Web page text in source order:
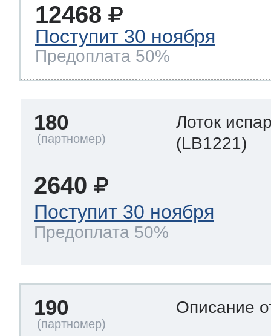
12468
Поступит 30 ноября
Предоплата 50%
180
Лоток
(LB1221)
2640
Поступит 30 ноября
Предоплата 50%
190 Описание